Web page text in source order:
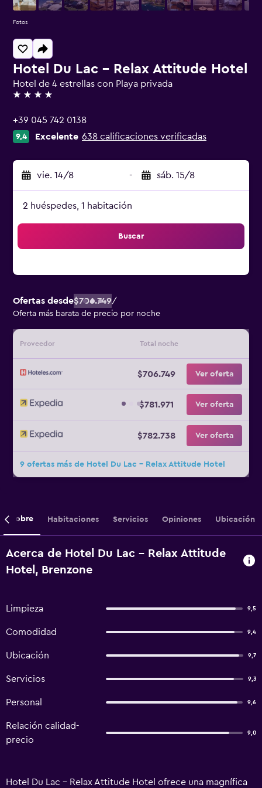
Hotel Du Lac - Relax Attitude Hotel
Hotel de 4 estrellas con Playa privada
4 estrellas
+39 045 742 0138
9,4 Excelente 638 calificaciones verificadas
vie. 14/8 - sáb. 15/8
2 huéspedes, 1 habitación
Buscar
Ofertas desde$706.749/
Oferta más barata de precio por noche
Proveedor Total noche
$706.749 Ver oferta
$781.971 Ver oferta
$782.738 Ver oferta
9 ofertas más de Hotel Du Lac - Relax Attitude Hotel
Fotos
Sobre Habitaciones Servicios Opiniones Ubicación
Acerca de Hotel Du Lac - Relax Attitude
Hotel, Brenzone
Limpieza 9,5
Comodidad 9,4
Ubicación 9,7
Servicios 9,3
Personal 9,6
Relación calidad-
precio
9,0
Hotel Du Lac - Relax Attitude Hotel ofrece una magnífica